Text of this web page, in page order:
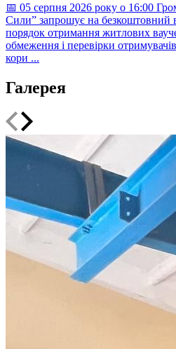
📅 05 серпня 2026 року о 16:00
Сили” запрошує на безкоштовний
порядок отримання житлових
обмеження і перевірки
кори ...
Галерея